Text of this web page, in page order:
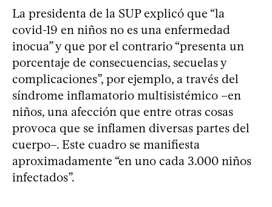
La presidenta de la SUP explicó que “la
covid-19 en niños no es una enfermedad
inocua” y que por el contrario “presenta un
porcentaje de consecuencias, secuelas y
complicaciones”, por ejemplo, a través del
síndrome inflamatorio multisistémico –en
niños, una afección que entre otras cosas
provoca que se inflamen diversas partes del
cuerpo–. Este cuadro se manifiesta
aproximadamente “en uno cada 3.000 niños
infectados”.